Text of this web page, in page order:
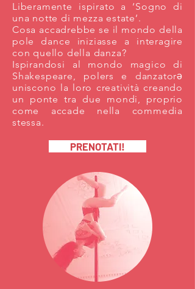
Liberamente ispirato a ‘Sogno di
una notte di mezza estate’.
Cosa accadrebbe se il mondo della
pole dance iniziasse a interagire
con quello della danza?
Ispirandosi al mondo magico di
Shakespeare, polers e danzatorə
uniscono la loro creatività creando
un ponte tra due mondi, proprio
come accade nella commedia
stessa.
PRENOTATI!